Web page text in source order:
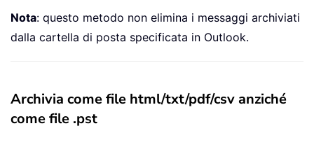
Nota: questo metodo non elimina i messaggi archiviati
dalla cartella di posta specificata in Outlook.
Archivia come file html/txt/pdf/csv anziché
come file .pst